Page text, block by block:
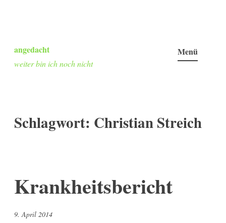
Inhalt
springen
angedacht
weiter bin ich noch nicht
Menü
Schlagwort: Christian Streich
Krankheitsbericht
9. April 2014